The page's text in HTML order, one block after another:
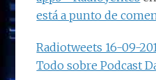
está a punto de
Radiotweets 16-09-
Todo sobre Podcast